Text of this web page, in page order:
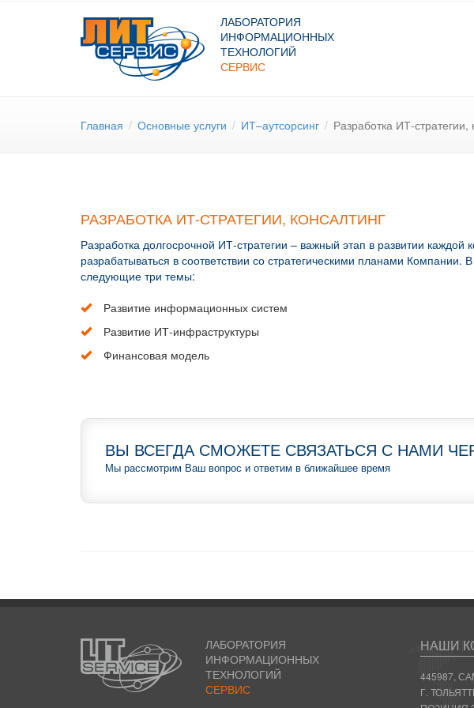
ЛАБОРАТОРИЯ
ИНФОРМАЦИОННЫХ
ТЕХНОЛОГИЙ
СЕРВИС
Главная / Основные услуги / ИТ–аутсорсинг / Разработка ИТ-стратегии,
РАЗРАБОТКА ИТ-СТРАТЕГИИ, КОНСАЛТИНГ
Разработка долгосрочной ИТ-стратегии – важный этап в развитии
разрабатываться в соответствии со стратегическими планами
следующие три темы:
Развитие информационных систем
Развитие ИТ-инфраструктуры
Финансовая модель
ВЫ ВСЕГДА СМОЖЕТЕ СВЯЗАТЬСЯ С НАМИ
Мы рассмотрим Ваш вопрос и ответим в ближайшее время
ЛАБОРАТОРИЯ
ИНФОРМАЦИОННЫХ
ТЕХНОЛОГИЙ
СЕРВИС
НАШИ
445987,
Г.